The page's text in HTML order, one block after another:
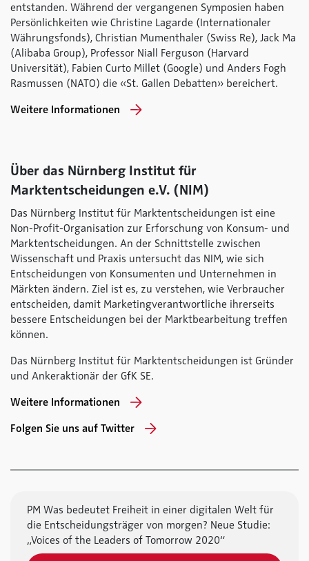
PM Was bedeutet Freiheit in einer digitalen Welt für
die Entscheidungsträger von morgen? Neue Studie:
„Voices of the Leaders of Tomorrow 2020“
entstanden. Während der vergangenen Symposien haben
Persönlichkeiten wie Christine Lagarde (Internationaler
Währungsfonds), Christian Mumenthaler (Swiss Re), Jack Ma
(Alibaba Group), Professor Niall Ferguson (Harvard
Universität), Fabien Curto Millet (Google) und Anders Fogh
Rasmussen (NATO) die «St. Gallen Debatten» bereichert.
Weitere Informationen
Über das Nürnberg Institut für
Marktentscheidungen e.V. (NIM)
Das Nürnberg Institut für Marktentscheidungen ist eine
Non-Profit-Organisation zur Erforschung von Konsum- und
Marktentscheidungen. An der Schnittstelle zwischen
Wissenschaft und Praxis untersucht das NIM, wie sich
Entscheidungen von Konsumenten und Unternehmen in
Märkten ändern. Ziel ist es, zu verstehen, wie Verbraucher
entscheiden, damit Marketingverantwortliche ihrerseits
bessere Entscheidungen bei der Marktbearbeitung treffen
können.
Das Nürnberg Institut für Marktentscheidungen ist Gründer
und Ankeraktionär der GfK SE.
Weitere Informationen
Folgen Sie uns auf Twitter